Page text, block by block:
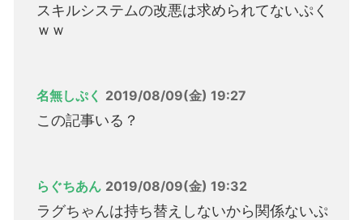
スキルシステムの改悪は求められてないぷく
ｗｗ
名無しぷく 2019/08/09(金) 19:27
この記事いる？
らぐちあん 2019/08/09(金) 19:32
ラグちゃんは持ち替えしないから関係ないぷ